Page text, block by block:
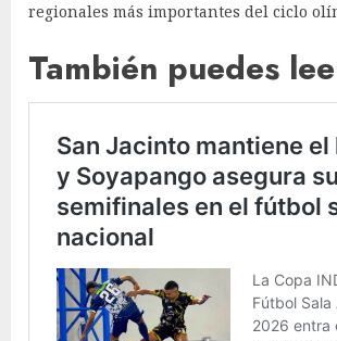
regionales más importantes del ciclo
También puedes